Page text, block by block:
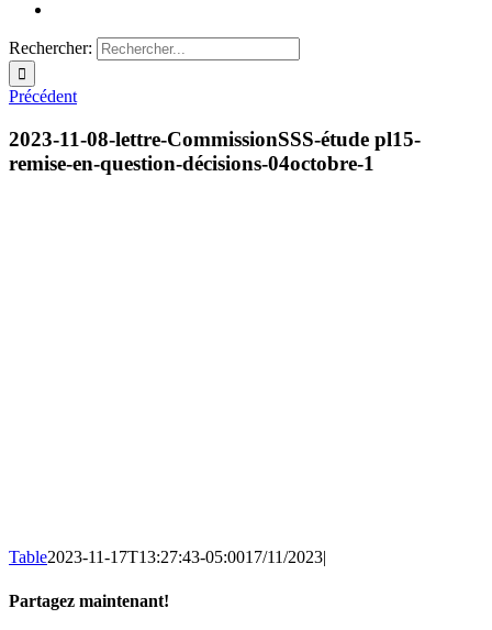
Rechercher:
Précédent
2023-11-08-lettre-CommissionSSS-étude pl15-
remise-en-question-décisions-04octobre-1
Table2023-11-17T13:27:43-05:0017/11/2023|
Partagez maintenant!